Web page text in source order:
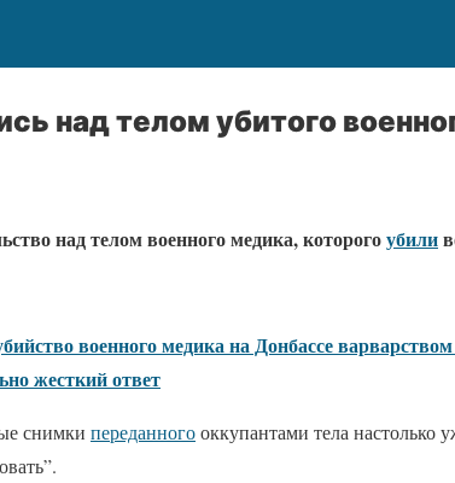
над телом убитого
над телом военного медика, которогоубили
военного медика на Донбассе
жесткий ответ
снимки переданногооккупантами тела настолько